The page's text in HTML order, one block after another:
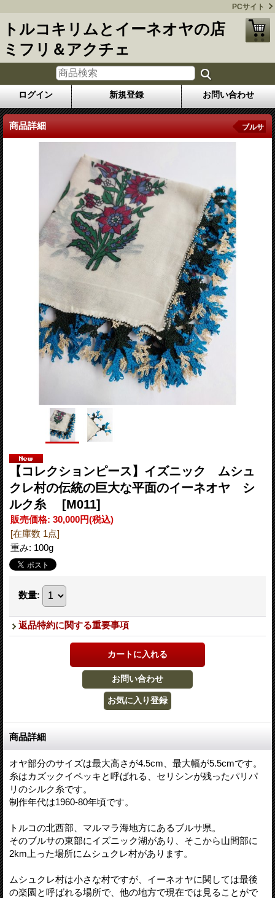
PCサイト
トルコキリムとイーネオヤの店
ミフリ＆アクチェ
ログイン 新規登録 お問い合わせ
商品詳細 ブルサ
【コレクションピース】イズニック ムシュ
クレ村の伝統の巨大な平面のイーネオヤ シ
ルク糸 [M011]
販売価格: 30,000円(税込)
[在庫数 1点]
重み: 100g
数量:
返品特約に関する重要事項
商品詳細
オヤ部分のサイズは最大高さが4.5cm、最大幅が5.5cmです。
糸はカズックイペッキと呼ばれる、セリシンが残ったパリパ
リのシルク糸です。
制作年代は1960-80年頃です。
トルコの北西部、マルマラ海地方にあるブルサ県。
そのブルサの東部にイズニック湖があり、そこから山間部に
2km上った場所にムシュクレ村があります。
ムシュクレ村は小さな村ですが、イーネオヤに関しては最後
の楽園と呼ばれる場所で、他の地方で現在では見ることがで